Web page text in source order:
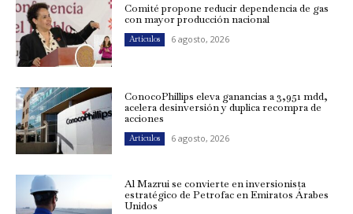
Comité propone reducir dependencia de gas
con mayor producción nacional
Artículos 6 agosto, 2026
ConocoPhillips eleva ganancias a 3,951 mdd,
acelera desinversión y duplica recompra de
acciones
Artículos 6 agosto, 2026
Al Mazrui se convierte en inversionista
estratégico de Petrofac en Emiratos Árabes
Unidos